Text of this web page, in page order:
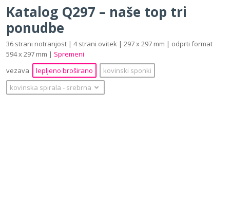
Katalog Q297 – naše top tri
ponudbe
36 strani notranjost | 4 strani ovitek | 297 x 297 mm | odprti format
594 x 297 mm | Spremeni
vezava
lepljeno broširano
kovinski sponki
kovinska spirala ‐ srebrna